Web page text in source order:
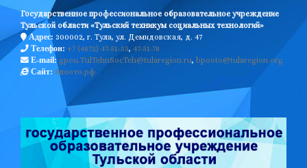
Государственное профессиональное образовательное учреждение
Тульской области «Тульский техникум социальных технологий»
Адрес: 300002, г. Тула, ул. Демидовская, д. 47
Телефон: +7 (4872) 47-51-35, 47-51-78
E-mail: gpou.TulTehnSocTeh@tularegion.ru, bpooto@tularegion.org
Сайт: бпоото.рф